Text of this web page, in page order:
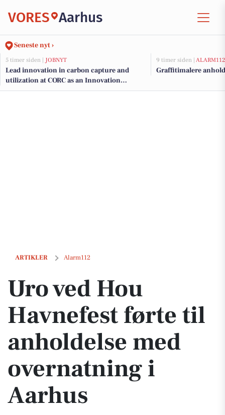
VORES Aarhus
Seneste nyt ›
5 timer siden | JOBNYT
Lead innovation in carbon capture and
utilization at CORC as an Innovation
Manager Specialist
9 timer siden | ALARM112
Graffitimalere
ARTIKLER Alarm112
Uro ved Hou Havnefest førte til anholdelse med overnatning i Aarhus
Uro ved Hou
Havnefest førte til
anholdelse med
overnatning i
Aarhus